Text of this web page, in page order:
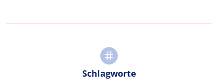
Schlagworte